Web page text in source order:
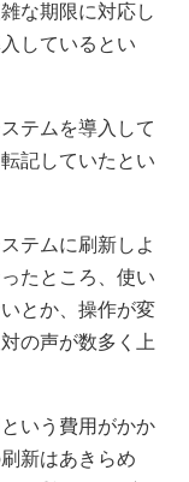
な期限に対応し
しているとい
テムを導入して
記していたとい
テムに刷新しよ
たところ、使い
とか、操作が変
の声が数多く上
いう費用がかか
新はあきらめ